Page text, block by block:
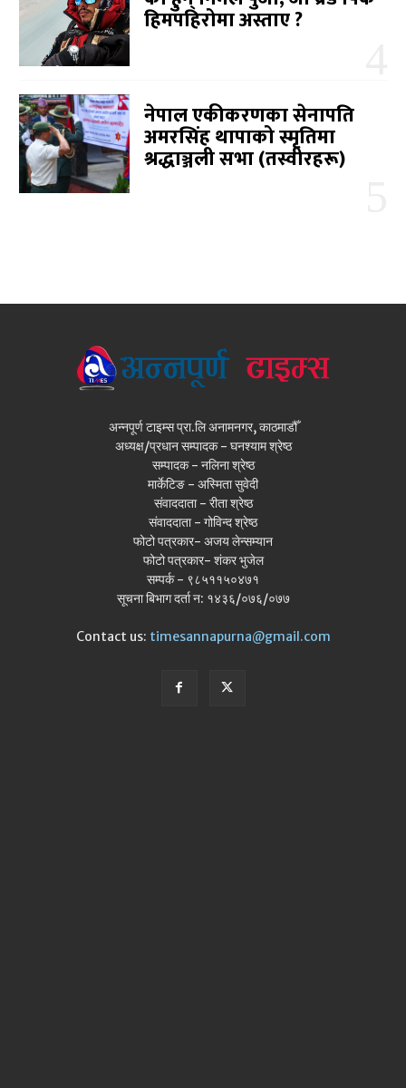
हिमपहिरोमा अस्ताए ?
नेपाल एकीकरणका सेनापति
अमरसिंह थापाको स्मृतिमा
श्रद्धाञ्जली सभा (तस्वीरहरू)
अन्नपूर्ण टाइम्स प्रा.लि अनामनगर, काठमाडौँ
अध्यक्ष/प्रधान सम्पादक - घनश्याम श्रेष्ठ
सम्पादक - नलिना श्रेष्ठ
मार्केटिङ - अस्मिता सुवेदी
संवाददाता - रीता श्रेष्ठ
संवाददाता - गोविन्द श्रेष्ठ
फोटो पत्रकार- अजय लेन्सम्यान
फोटो पत्रकार- शंकर भुजेल
सम्पर्क - ९८५११५०४७१
सूचना बिभाग दर्ता न: १४३६/०७६/०७७
Contact us: timesannapurna@gmail.com